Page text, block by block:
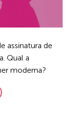
assinatura de
Qual a
moderna?